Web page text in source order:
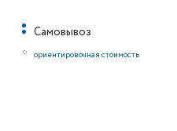
Самовывоз
* ориентировочная стоимость